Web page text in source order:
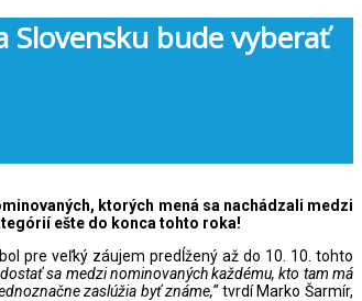
Slovensku bude vyberať
ktorých mená sa nachádzali medzi
ešte do konca tohto roka!
pre veľký záujem predĺžený až do 10. 10. tohto
sa medzi nominovaných každému, kto tam má
zaslúžia byť známe,“tvrdí Marko Šarmír,